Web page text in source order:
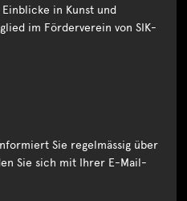
in Kunst und
im Förderverein von SIK-
Sie regelmässig über
Sie sich mit Ihrer E-Mail-